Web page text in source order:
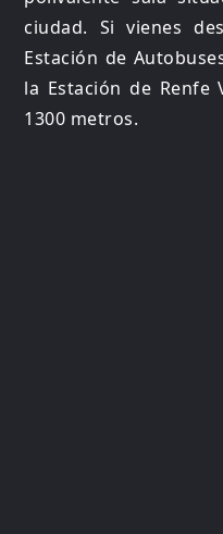
ciudad. Si vienes
Estación de
la Estación de Renfe
1300 metros.